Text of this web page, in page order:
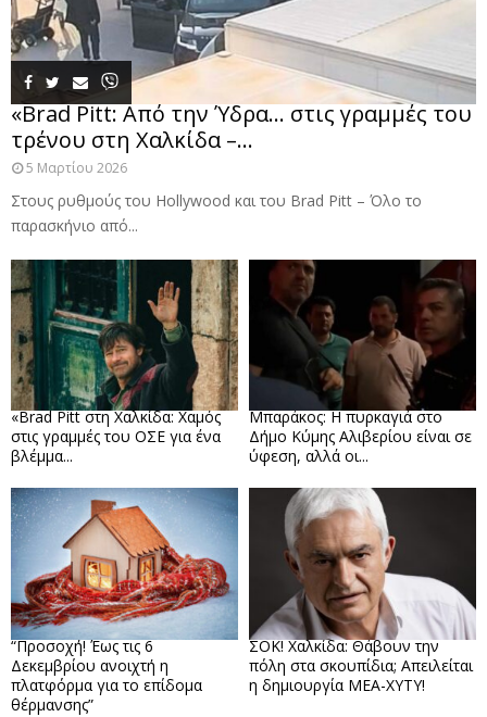
«Brad Pitt: Από την Ύδρα… στις γραμμές του
τρένου στη Χαλκίδα –...
5 Μαρτίου 2026
Στους ρυθμούς του Hollywood και του Brad Pitt – Όλο το
παρασκήνιο από...
«Brad Pitt στη Χαλκίδα: Χαμός
στις γραμμές του ΟΣΕ για ένα
βλέμμα...
Μπαράκος: Η πυρκαγιά στο
Δήμο Κύμης Αλιβερίου είναι σε
ύφεση, αλλά οι...
“Προσοχή! Έως τις 6
Δεκεμβρίου ανοιχτή η
πλατφόρμα για το επίδομα
θέρμανσης”
ΣΟΚ! Χαλκίδα: Θάβουν την
πόλη στα σκουπίδια; Απειλείται
η δημιουργία ΜΕΑ-ΧΥΤΥ!